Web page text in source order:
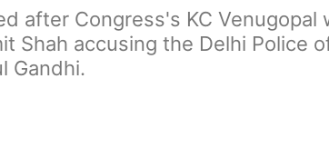
after Congress's KC Venugopal
Shah accusing the Delhi Police
Gandhi.